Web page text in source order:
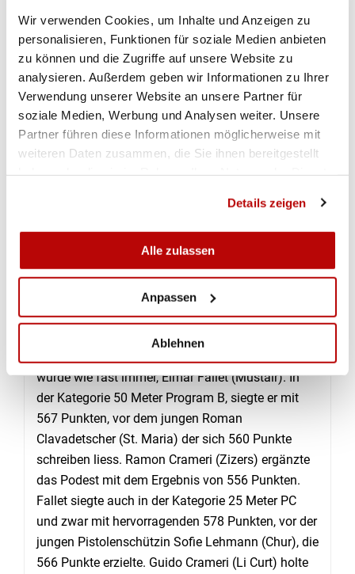
Wir verwenden Cookies, um Inhalte und Anzeigen zu
personalisieren, Funktionen für soziale Medien anbieten
zu können und die Zugriffe auf unsere Website zu
analysieren. Außerdem geben wir Informationen zu Ihrer
Verwendung unserer Website an unsere Partner für
soziale Medien, Werbung und Analysen weiter. Unsere
Partner führen diese Informationen möglicherweise mit
weiteren Daten zusammen, die Sie ihnen bereitgestellt
Details zeigen
Alle zulassen
Anpassen
Ablehnen
Hans Peter Lötscher (Pany). BSV Legende Otto
Morell (Samedan) beendete den
Zweistellungsmatch als Dritter mit 531 Punkten.
Die Bündner-Junioren-Meisterin heisst Saskia Plaz
(Brugg/Savognin) mit 538 Punkten. Den zweiten
Platz belegt Cyrill Gubser (Bergün) der ein Punkt
weniger erzielte und Platz drei geht an Madlaina
Sturmgewehr 57/03 dominierte Serafin Wieland
(Borgonovo) mit einem ausgezeichneten Resultat
von 567 Punkten. Die Teamkonkurrenz
dominierten im Gewehr 300 Meter Felsberg,
Tomils, Signina und Rothenbrunnen.
UND NUN AN DIE SCHWEIZERMEISTERSCHAFTEN
wurde wie fast immer, Elmar Fallet (Müstair). In
der Kategorie 50 Meter Program B, siegte er mit
567 Punkten, vor dem jungen Roman
Clavadetscher (St. Maria) der sich 560 Punkte
schreiben liess. Ramon Crameri (Zizers) ergänzte
das Podest mit dem Ergebnis von 556 Punkten.
Fallet siegte auch in der Kategorie 25 Meter PC
und zwar mit hervorragenden 578 Punkten, vor der
jungen Pistolenschützin Sofie Lehmann (Chur), die
566 Punkte erzielte. Guido Crameri (Li Curt) holte